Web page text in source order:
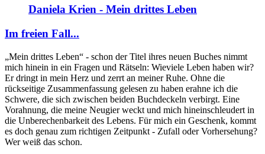
Daniela Krien - Mein drittes Leben
Im freien Fall...
„Mein drittes Leben“ - schon der Titel ihres neuen Buches nimmt
mich hinein in ein Fragen und Rätseln: Wieviele Leben haben wir?
Er dringt in mein Herz und zerrt an meiner Ruhe. Ohne die
rückseitige Zusammenfassung gelesen zu haben erahne ich die
Schwere, die sich zwischen beiden Buchdeckeln verbirgt. Eine
Vorahnung, die meine Neugier weckt und mich hineinschleudert in
die Unberechenbarkeit des Lebens. Für mich ein Geschenk, kommt
es doch genau zum richtigen Zeitpunkt - Zufall oder Vorhersehung?
Wer weiß das schon.